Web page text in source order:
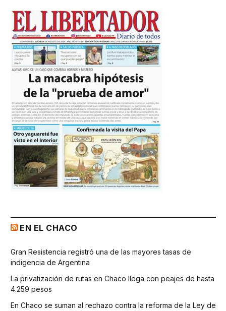
EN EL CHACO
Gran Resistencia registró una de las mayores tasas de
indigencia de Argentina
La privatización de rutas en Chaco llega con peajes de hasta
4.259 pesos
En Chaco se suman al rechazo contra la reforma de la Ley de